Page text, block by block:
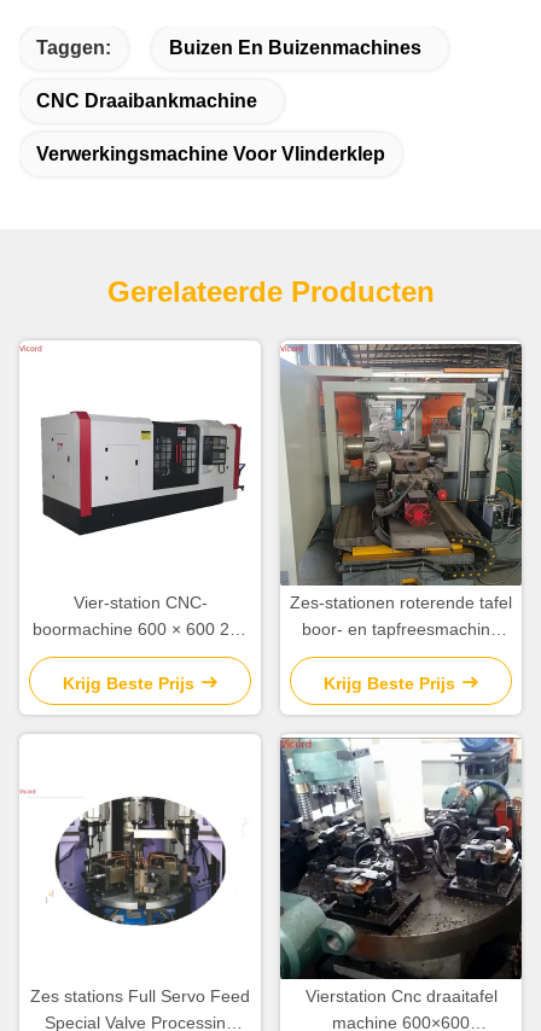
Taggen: Buizen En Buizenmachines
CNC Draaibankmachine
Verwerkingsmachine Voor Vlinderklep
Gerelateerde Producten
Vier-station CNC-
boormachine 600 × 600 240
mm IVStation Travel Custom
Cnc-draaiwerktuig
Krijg Beste Prijs
Zes-stationen roterende tafel
boor- en tapfreesmachine
voor BFV
Krijg Beste Prijs
Zes stations Full Servo Feed
Special Valve Processing
Vierstation Cnc draaitafel
machine 600×600